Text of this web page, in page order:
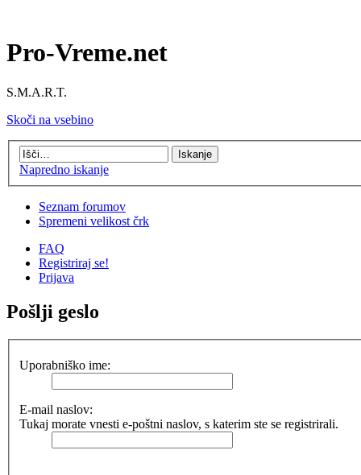
Pro-Vreme.net
S.M.A.R.T.
Skoči na vsebino
Napredno iskanje
Seznam forumov
Spremeni velikost črk
FAQ
Registriraj se!
Prijava
Pošlji geslo
Uporabniško ime:
E-mail naslov:
Tukaj morate vnesti e-poštni naslov, s katerim ste se registrirali.